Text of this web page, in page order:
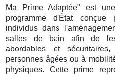
Ma Prime Adaptée" est
programme d'État
individus dans
salles de bain afin de
abordables et
personnes âgées ou à
physiques. Cette prime